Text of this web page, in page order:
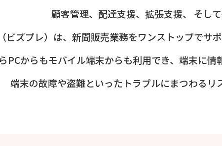
顧客管理、配達支援、拡張支援、
そし
ビズプレ）は、新聞販売業務をワンストップでサ
PCからもモバイル端末からも利用でき、端末に情
端末の故障や盗難といったトラブルにまつわるリ